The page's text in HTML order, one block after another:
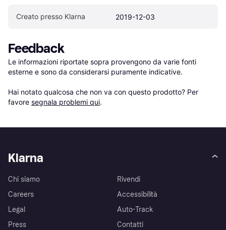
Creato presso Klarna 2019-12-03
Feedback
Le informazioni riportate sopra provengono da varie fonti
esterne e sono da considerarsi puramente indicative.
Hai notato qualcosa che non va con questo prodotto? Per
favore segnala problemi qui.
Klarna
Chi siamo
Careers
Legal
Press
Rivendi
Accessibilità
Auto-Track
Contatti